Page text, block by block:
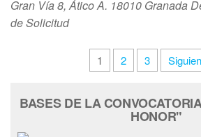
Gran Vía 8, Ático A. 18010 Granada
de Solicitud
Paginación
entradas
1 2 3
BASES DE LA
HONOR"